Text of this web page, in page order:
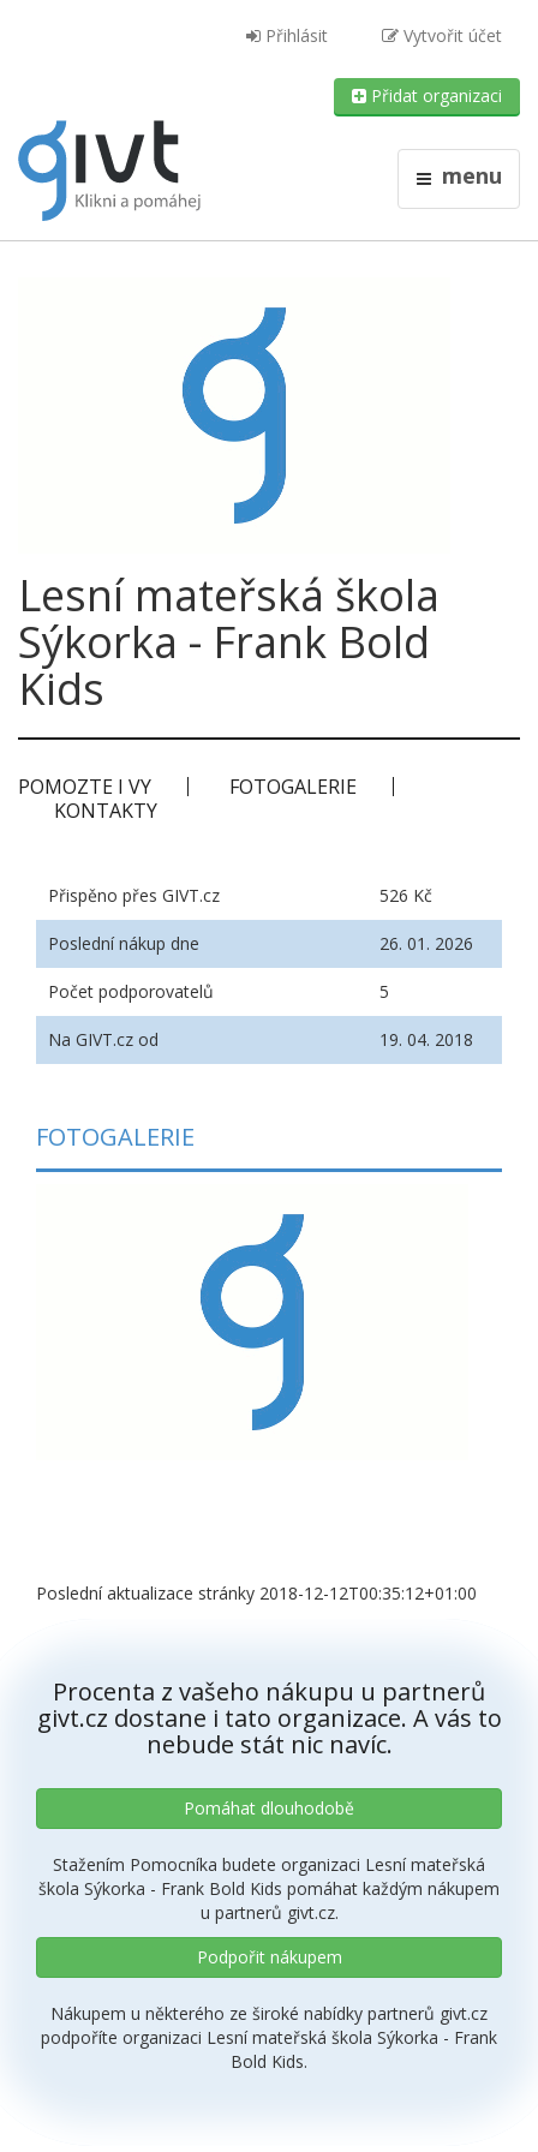
Přihlásit Vytvořit účet
Přidat organizaci
menu
Lesní mateřská škola
Sýkorka - Frank Bold
Kids
POMOZTE I VY
FOTOGALERIE
KONTAKTY
Přispěno přes GIVT.cz 526 Kč
Poslední nákup dne 26. 01. 2026
Počet podporovatelů 5
Na GIVT.cz od 19. 04. 2018
FOTOGALERIE
Poslední aktualizace stránky 2018-12-12T00:35:12+01:00
Procenta z vašeho nákupu u partnerů
givt.cz dostane i tato organizace. A vás to
nebude stát nic navíc.
Pomáhat dlouhodobě
Stažením Pomocníka budete organizaci Lesní mateřská
škola Sýkorka - Frank Bold Kids pomáhat každým nákupem
u partnerů givt.cz.
Podpořit nákupem
Nákupem u některého ze široké nabídky partnerů givt.cz
podpoříte organizaci Lesní mateřská škola Sýkorka - Frank
Bold Kids.